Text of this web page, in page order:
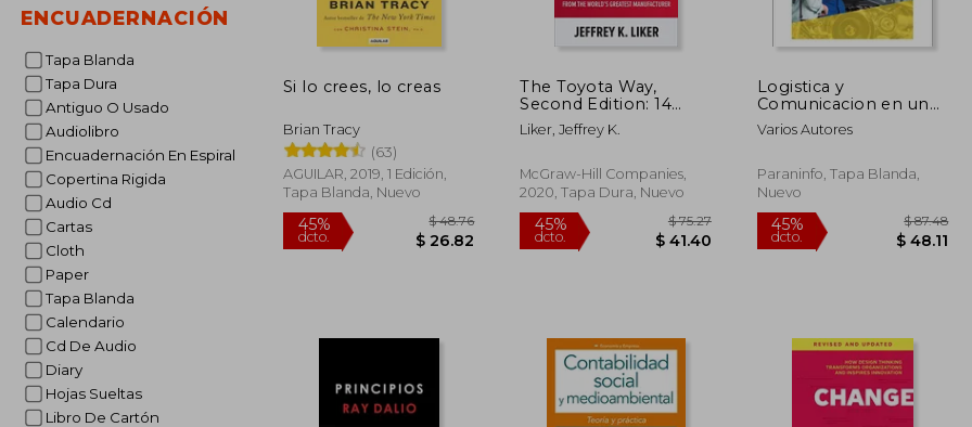
ENCUADERNACIÓN
Tapa Blanda
Tapa Dura
Antiguo O Usado
Audiolibro
Encuadernación En Espiral
Copertina Rigida
Audio Cd
Cartas
Cloth
Paper
Tapa Blanda
Calendario
Cd De Audio
Diary
Hojas Sueltas
Libro De Cartón
Si lo crees, lo creas
Brian Tracy
(63)
AGUILAR, 2019, 1 Edición,
Tapa Blanda, Nuevo
The Toyota Way,
Second Edition: 14
Management
Principles From the
Manufacturer
(Business Books) (en
Liker, Jeffrey K.
McGraw-Hill Companies,
2020, Tapa Dura, Nuevo
Logistica y
Comunicacion en un
Taller de Vehiculos (3ª
Edicion)
Varios Autores
Paraninfo, Tapa Blanda,
Nuevo